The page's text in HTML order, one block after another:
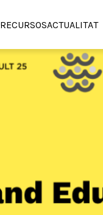
RECURSOSACTUALITAT